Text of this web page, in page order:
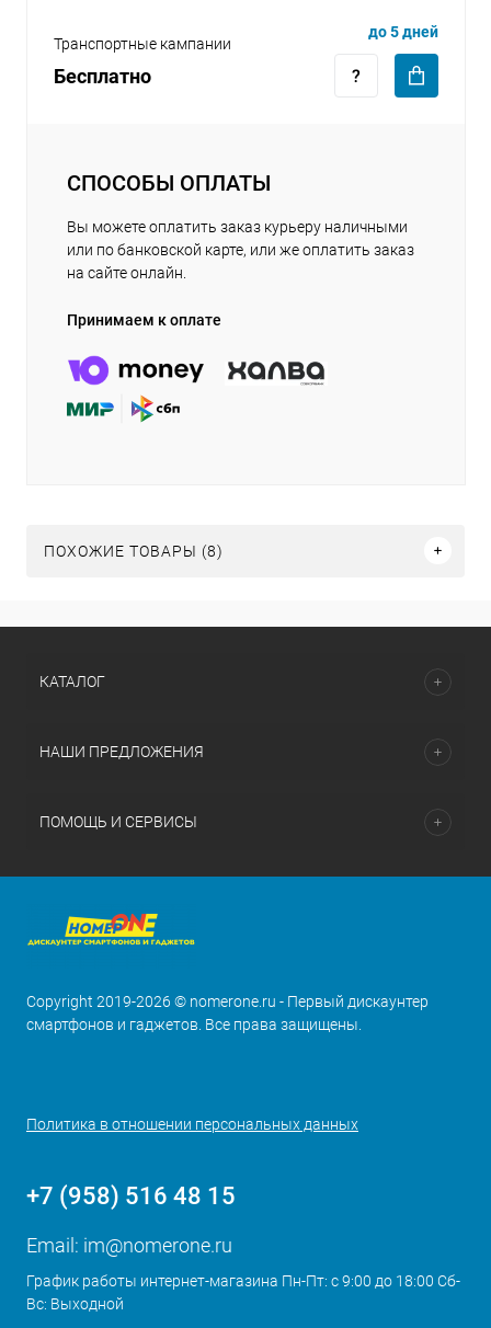
Транспортные кампании
Бесплатно
до 5 дней
СПОСОБЫ ОПЛАТЫ
Вы можете оплатить заказ курьеру наличными
или по банковской карте, или же оплатить заказ
на сайте онлайн.
Принимаем к оплате
ПОХОЖИЕ ТОВАРЫ (8)
раз в 2 недели
КАТАЛОГ
НАШИ ПРЕДЛОЖЕНИЯ
ПОМОЩЬ И СЕРВИСЫ
Copyright 2019-2026 © nomerone.ru - Первый дискаунтер
смартфонов и гаджетов. Все права защищены.
Политика в отношении персональных данных
+7 (958) 516 48 15
Email: im@nomerone.ru
График работы интернет-магазина Пн-Пт: с 9:00 до 18:00 Сб-
Вс: Выходной